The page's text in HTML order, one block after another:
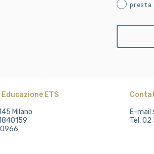
ETS
Milano
E-mail
Tel.